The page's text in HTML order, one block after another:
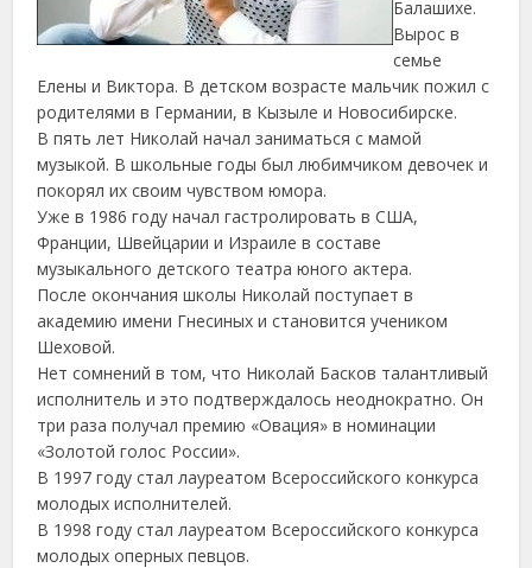
Балашихе.
Вырос в
семье
Елены и Виктора. В детском возрасте мальчик пожил с
родителями в Германии, в Кызыле и Новосибирске.
В пять лет Николай начал заниматься с мамой
музыкой. В школьные годы был любимчиком девочек и
покорял их своим чувством юмора.
Уже в 1986 году начал гастролировать в США,
Франции, Швейцарии и Израиле в составе
музыкального детского театра юного актера.
После окончания школы Николай поступает в
академию имени Гнесиных и становится учеником
Шеховой.
Нет сомнений в том, что Николай Басков талантливый
исполнитель и это подтверждалось неоднократно. Он
три раза получал премию «Овация» в номинации
«Золотой голос России».
В 1997 году стал лауреатом Всероссийского конкурса
молодых исполнителей.
В 1998 году стал лауреатом Всероссийского конкурса
молодых оперных певцов.